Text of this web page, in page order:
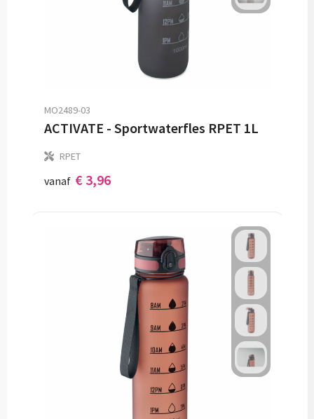
MO2489-03
ACTIVATE - Sportwaterfles RPET 1L
RPET
vanaf € 3,96